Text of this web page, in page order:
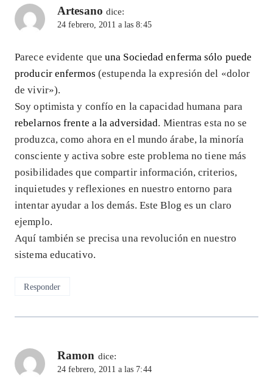
Artesano dice:
24 febrero, 2011 a las 8:45
Parece evidente queuna Sociedad enferma sólo puede
producir enfermos (estupenda la expresión del «dolor
de vivir»).
Soy optimista y confío en la capacidad humana para
rebelarnos frente a la adversidad. Mientras esta no se
produzca, como ahora en el mundo árabe, la minoría
consciente y activa sobre este problema no tiene más
posibilidades que compartir información, criterios,
inquietudes y reflexiones en nuestro entorno para
intentar ayudar a los demás. Este Blog es un claro
ejemplo.
Aquí también se precisa una revolución en nuestro
sistema educativo.
Responder
Ramon dice:
24 febrero, 2011 a las 7:44